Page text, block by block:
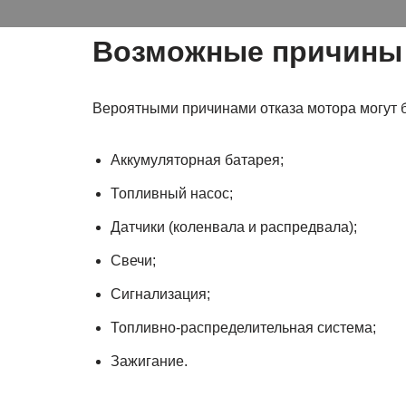
Возможные причины
Вероятными причинами отказа мотора могут
Аккумуляторная батарея;
Топливный насос;
Датчики (коленвала и распредвала);
Свечи;
Сигнализация;
Топливно-распределительная система;
Зажигание.